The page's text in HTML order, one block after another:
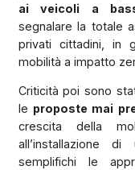
ai veicoli a
segnalare la totale
privati cittadini, in
mobilità a impatto
Criticità poi sono
le proposte mai
crescita della
all’installazione
semplifichi le